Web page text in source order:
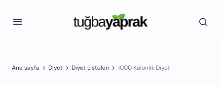
Ana sayfa Diyet Diyet Listeleri 1000 Kalorilik Diyet